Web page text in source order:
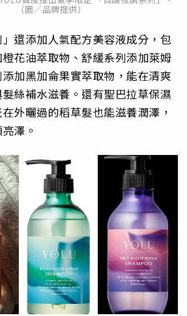
（圖／品牌提供）
」還添加人氣配方美容液成分，包
花油萃取物、舒緩系列添加萊姆
加黑加侖果實萃取物，能在清爽
絲補水滋養。還有聖巴拉草保濕
外曬過的稻草髮也能滋養潤澤，
澤。